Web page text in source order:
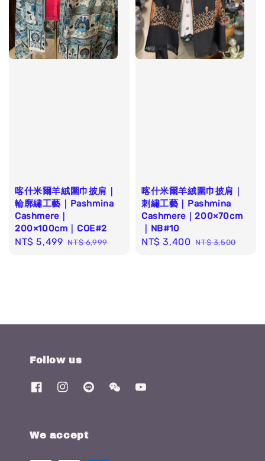
喀什米爾羊絨圍巾披肩｜
輪廓繡工藝｜Pashmina
Cashmere｜
200×100cm｜COE#2
Sale
NT$ 5,499 Regular
NT$ 6,999
喀什米爾羊絨圍巾披肩｜
刺繡工藝｜Pashmina
Cashmere｜200×70cm
｜NB#10
Sale
NT$ 3,400 Regular
NT$ 3,500
Follow us
We accept